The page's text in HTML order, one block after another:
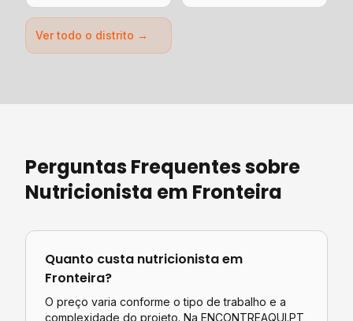
Ver todo o distrito →
Perguntas Frequentes sobre
Nutricionista em Fronteira
Quanto custa nutricionistaem
Fronteira?
O preço varia conforme o tipo de trabalho e a
complexidade do projeto. Na ENCONTREAQUI.PT